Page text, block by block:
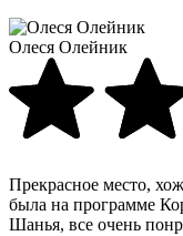
Олеся Олейник
Прекрасное место,
была на программе
Шанья, все очень